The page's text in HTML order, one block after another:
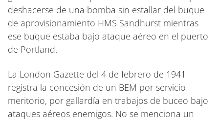
deshacerse de una bomba sin estallar del buque
de aprovisionamiento HMS Sandhurst mientras
ese buque estaba bajo ataque aéreo en el puerto
de Portland.
La London Gazette del 4 de febrero de 1941
registra la concesión de un BEM por servicio
meritorio, por gallardía en trabajos de buceo bajo
ataques aéreos enemigos. No se menciona un